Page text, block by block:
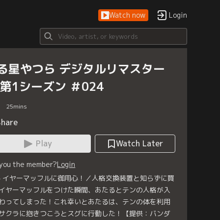
Watch now Login
星やつら デジタルリマスター
1シーズン ＃024
25mins
Play
Watch Later
the member?Login
ヤーマッフルに御用心！／人格交換装置と知らずに買
ヤーマッフルをつけた瞬間、あたるとテンの人格が入
ってしまった！これ幸いとあたるは、テンの体を利用
クラに抱きつこうとスグに行動した！【提供：バンダ